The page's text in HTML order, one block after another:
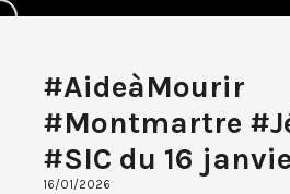
#AideàMourir
#Montmartre
#SIC du 16
16/01/2026